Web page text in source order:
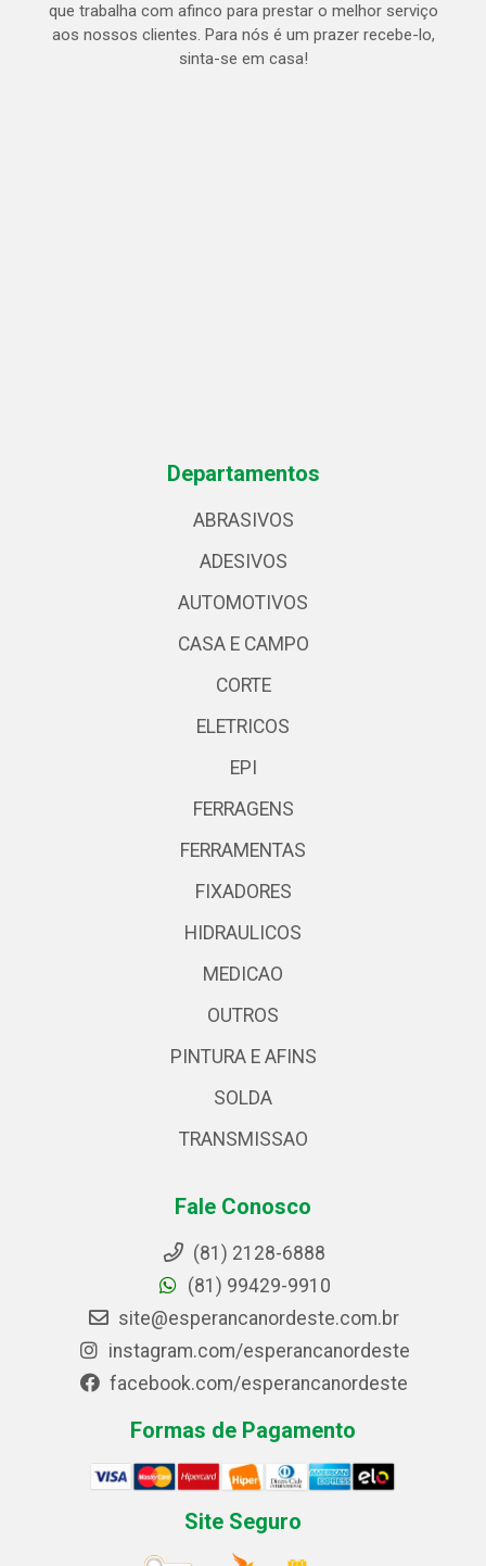
que trabalha com afinco para prestar o melhor serviço
aos nossos clientes. Para nós é um prazer recebe-lo,
sinta-se em casa!
Departamentos
ABRASIVOS
ADESIVOS
AUTOMOTIVOS
CASA E CAMPO
CORTE
ELETRICOS
EPI
FERRAGENS
FERRAMENTAS
FIXADORES
HIDRAULICOS
MEDICAO
OUTROS
PINTURA E AFINS
SOLDA
TRANSMISSAO
Fale Conosco
(81) 2128-6888
(81) 99429-9910
site@esperancanordeste.com.br
instagram.com/esperancanordeste
facebook.com/esperancanordeste
Formas de Pagamento
Site Seguro